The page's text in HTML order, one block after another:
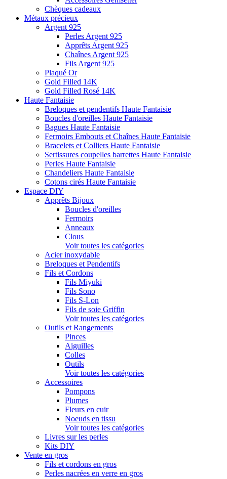
Chèques cadeaux
Métaux précieux
Argent 925
Perles Argent 925
Apprêts Argent 925
Chaînes Argent 925
Fils Argent 925
Plaqué Or
Gold Filled 14K
Gold Filled Rosé 14K
Haute Fantaisie
Breloques et pendentifs Haute Fantaisie
Boucles d'oreilles Haute Fantaisie
Bagues Haute Fantaisie
Fermoirs Embouts et Chaînes Haute Fantaisie
Bracelets et Colliers Haute Fantaisie
Sertissures coupelles barrettes Haute Fantaisie
Perles Haute Fantaisie
Chandeliers Haute Fantaisie
Cotons cirés Haute Fantaisie
Espace DIY
Apprêts Bijoux
Boucles d'oreilles
Fermoirs
Anneaux
Clous
Voir toutes les catégories
Acier inoxydable
Breloques et Pendentifs
Fils et Cordons
Fils Miyuki
Fils Sono
Fils S-Lon
Fils de soie Griffin
Voir toutes les catégories
Outils et Rangements
Pinces
Aiguilles
Colles
Outils
Voir toutes les catégories
Accessoires
Pompons
Plumes
Fleurs en cuir
Noeuds en tissu
Voir toutes les catégories
Livres sur les perles
Kits DIY
Vente en gros
Fils et cordons en gros
Perles nacrées en verre en gros